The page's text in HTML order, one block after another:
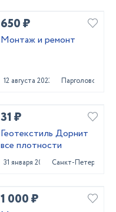
650 ₽
Монтаж и ремонт
12 августа 2023 Парголово
31 ₽
Геотекстиль Дорнит
все плотности
31 января 2024 Санкт-Петербург
1 000 ₽